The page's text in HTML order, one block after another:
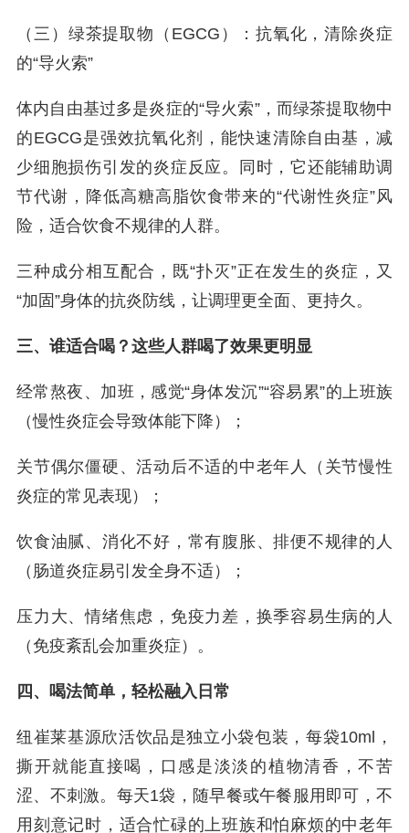
（三）绿茶提取物（EGCG）：抗氧化，清除炎症
的“导火索”
体内自由基过多是炎症的“导火索”，而绿茶提取物中
的EGCG是强效抗氧化剂，能快速清除自由基，减
少细胞损伤引发的炎症反应。同时，它还能辅助调
节代谢，降低高糖高脂饮食带来的“代谢性炎症”风
险，适合饮食不规律的人群。
三种成分相互配合，既“扑灭”正在发生的炎症，又
“加固”身体的抗炎防线，让调理更全面、更持久。
三、谁适合喝？这些人群喝了效果更明显
经常熬夜、加班，感觉“身体发沉”“容易累”的上班族
（慢性炎症会导致体能下降）；
关节偶尔僵硬、活动后不适的中老年人（关节慢性
炎症的常见表现）；
饮食油腻、消化不好，常有腹胀、排便不规律的人
（肠道炎症易引发全身不适）；
压力大、情绪焦虑，免疫力差，换季容易生病的人
（免疫紊乱会加重炎症）。
四、喝法简单，轻松融入日常
纽崔莱基源欣活饮品是独立小袋包装，每袋10ml，
撕开就能直接喝，口感是淡淡的植物清香，不苦
涩、不刺激。每天1袋，随早餐或午餐服用即可，不
用刻意记时，适合忙碌的上班族和怕麻烦的中老年